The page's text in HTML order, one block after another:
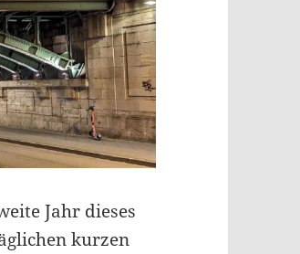
Jahr dieses
kurzen